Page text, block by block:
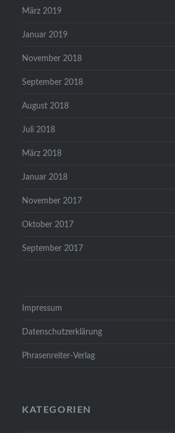
März 2019
Januar 2019
November 2018
September 2018
August 2018
Juli 2018
März 2018
Januar 2018
November 2017
Oktober 2017
September 2017
Impressum
Datenschutzerklärung
Phrasenreiter-Verlag
KATEGORIEN